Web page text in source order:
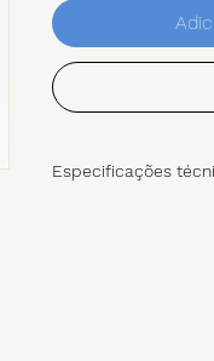
Especificações